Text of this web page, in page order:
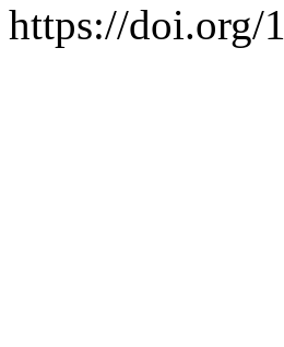
https://doi.org/